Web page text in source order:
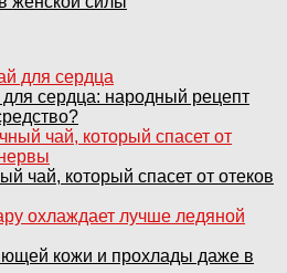
сердца: народный рецепт
чай, который спасет от отеков
кожи и прохлады даже в